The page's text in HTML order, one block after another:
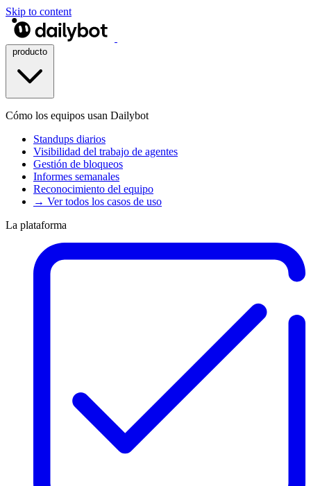
Skip to content
Cómo los equipos usan Dailybot
Standups diarios
Visibilidad del trabajo de agentes
Gestión de bloqueos
Informes semanales
Reconocimiento del equipo
→ Ver todos los casos de uso
La plataforma